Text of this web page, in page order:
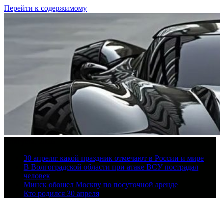
Перейти к содержимому
30 апреля: какой праздник отмечают в России и мире
В Волгоградской области при атаке ВСУ пострадал
человек
Минск обошел Москву по посуточной аренде
Кто родился 30 апреля